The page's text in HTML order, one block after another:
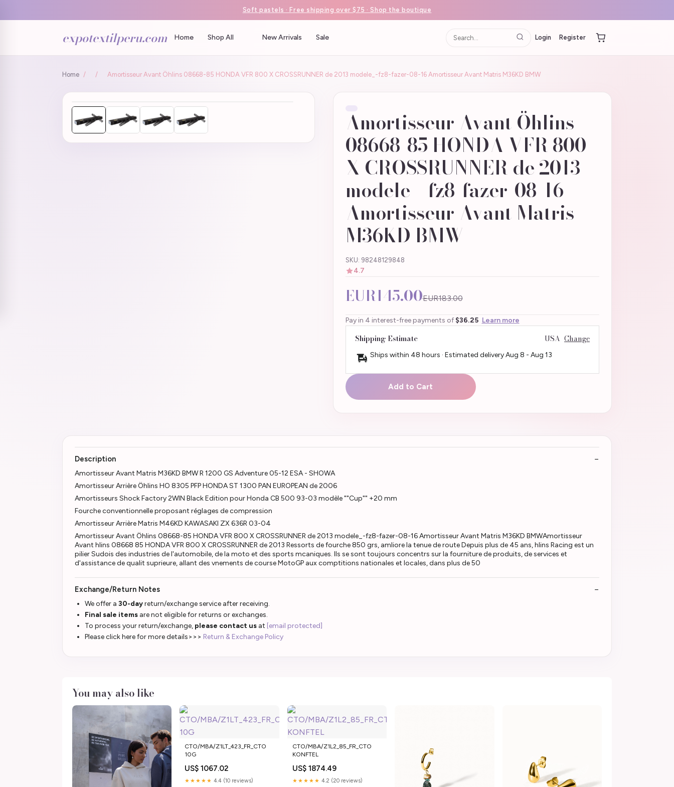
Soft pastels · Free shipping over $75 · Shop the boutique
expotextilperu.com Home Shop All New Arrivals Sale Login Register
Home / / Amortisseur Avant Öhlins 08668-85 HONDA VFR 800 X CROSSRUNNER de 2013 modele_-fz8-fazer-08-16 Amortisseur Avant Matris M36KD BMW
Amortisseur Avant Öhlins
08668-85 HONDA VFR 800
X CROSSRUNNER de 2013
modele_-fz8-fazer-08-16
Amortisseur Avant Matris
M36KD BMW
SKU: 98248129848
4.7
EUR145.00EUR183.00
Pay in 4 interest-free payments of $36.25 Learn more
Shipping Estimate USA Change
Ships within 48 hours · Estimated deliveryAug 8 - Aug 13
Add to Cart
Description
Amortisseur Avant Matris M36KD BMW R 1200 GS Adventure 05-12 ESA - SHOWA
Amortisseur Arrière Öhlins HO 8305 PFP HONDA ST 1300 PAN EUROPEAN de 2006
Amortisseurs Shock Factory 2WIN Black Edition pour Honda CB 500 93-03 modèle ""Cup"" +20 mm
Fourche conventionnelle proposant réglages de compression
Amortisseur Arrière Matris M46KD KAWASAKI ZX 636R 03-04
Amortisseur Avant Öhlins 08668-85 HONDA VFR 800 X CROSSRUNNER de 2013 modele_-fz8-fazer-08-16 Amortisseur Avant Matris M36KD BMWAmortisseur
Avant hlins 08668 85 HONDA VFR 800 X CROSSRUNNER de 2013 Ressorts de fourche 850 grs, amliore la tenue de route Depuis plus de 45 ans, hlins Racing est un
pilier Sudois des industries de l'automobile, de la moto et des sports mcaniques. Ils se sont toujours concentrs sur la fourniture de produits, de services et
d'assistance de qualit suprieure, allant des vnements de course MotoGP aux comptitions nationales et locales, dans plus de 50
Exchange/Return Notes
We offer a 30-dayreturn/exchange service after receiving.
Final sale items are not eligible for returns or exchanges.
To process your return/exchange, please contact us at [email protected]
Please click here for more details>>> Return & Exchange Policy
You may also like
CTO/MBA/Z1LT_423_FR_CTO
10G
US$ 1067.02
★★★★★ 4.4 (10 reviews)
CTO/MBA/Z1L2_85_FR_CTO
KONFTEL
US$ 1874.49
★★★★★ 4.2 (20 reviews)